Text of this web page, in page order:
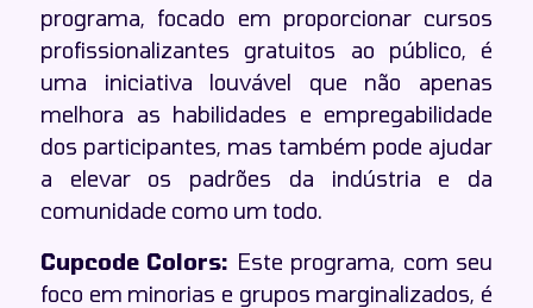
programa, focado em proporcionar cursos
profissionalizantes gratuitos ao público, é
uma iniciativa louvável que não apenas
melhora as habilidades e empregabilidade
dos participantes, mas também pode ajudar
a elevar os padrões da indústria e da
comunidade como um todo.
Cupcode Colors: Este programa, com seu
foco em minorias e grupos marginalizados, é